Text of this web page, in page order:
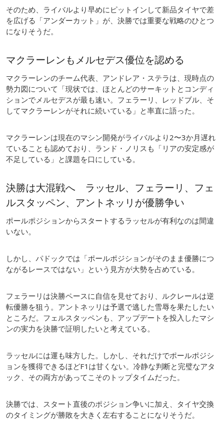
そのため、ライバルより早めにピットインして新品タイヤで差
を広げる「アンダーカット」が、決勝では重要な戦略のひとつ
になりそうだ。
マクラーレンもメルセデス優位を認める
マクラーレンのチーム代表、アンドレア・ステラは、現時点の
勢力図について「現状では、ほとんどのサーキットとコンディ
ションでメルセデスが最も速い。フェラーリ、レッドブル、そ
してマクラーレンがそれに続いている」と率直に語った。
マクラーレンは現在のマシン開発がライバルより2〜3か月遅れ
ていることも認めており、ランド・ノリスも「リアの安定感が
不足している」と課題を口にしている。
決勝は大混戦へ ラッセル、フェラーリ、フェ
ルスタッペン、アントネッリが優勝争い
ポールポジションからスタートするラッセルが有利なのは間違
いない。
しかし、パドックでは「ポールポジションがそのまま優勝につ
ながるレースではない」という見方が大勢を占めている。
フェラーリは決勝ペースに自信を見せており、ルクレールは逆
転優勝を狙う。アントネッリは予選で逃した雪辱を果たしたい
ところだ。フェルスタッペンも、アップデートを投入したマシ
ンの実力を決勝で証明したいと考えている。
ラッセルには運も味方した。しかし、それだけでポールポジシ
ョンを獲得できるほどF1は甘くない。冷静な判断と完璧なアタ
ック、その両方があってこそのトップタイムだった。
決勝では、スタート直後のポジション争いに加え、タイヤ交換
のタイミングが勝敗を大きく左右することになりそうだ。